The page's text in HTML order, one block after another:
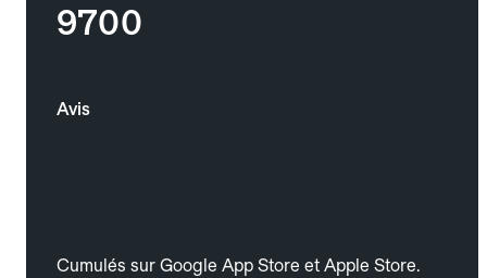
9700
Avis
Cumulés sur Google App Store et Apple Store.